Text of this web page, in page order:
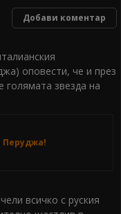
Добави коментар
оповести, че и през
голямата звезда на
Перуджа!
всичко с руския